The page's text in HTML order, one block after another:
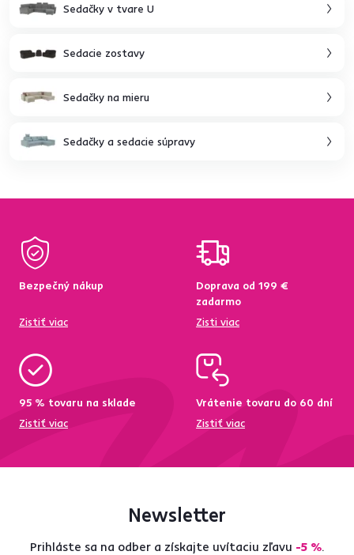
Sedačky v tvare U
Sedacie zostavy
Sedačky na mieru
Sedačky a sedacie súpravy
Bezpečný nákup
Zistiť viac
Doprava od 199 €
zadarmo
Zisti viac
95 % tovaru na sklade
Zistiť viac
Vrátenie tovaru do 60 dní
Zistiť viac
Newsletter
Prihláste sa na odber a získajte uvítaciu zľavu -5 %.